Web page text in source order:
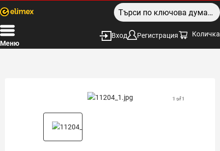
Меню
Вход Регистрация Количка
1 of 1